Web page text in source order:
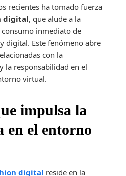
recientes ha tomado fuerza
digital, que alude a la
inmediato de
digital. Este fenómeno abre
con la
la responsabilidad en el
virtual.
impulsa la
en el entorno
digital reside en la